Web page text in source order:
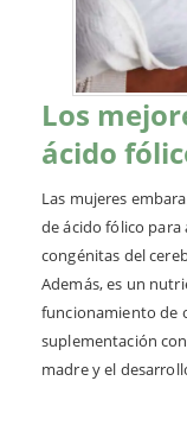
Los
ácido
Las mujeres
de ácido fólico para
congénitas del
Además, es un
funcionamiento de
suplementación
madre y el